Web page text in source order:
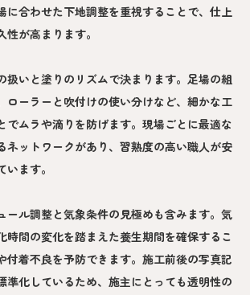
に合わせた下地調整を重視することで、仕上
が高まります。
扱いと塗りのリズムで決まります。足場の組
ローラーと吹付けの使い分けなど、細かな工
でムラや滴りを防げます。現場ごとに最適な
ネットワークがあり、習熟度の高い職人が安
ます。
ール調整と気象条件の見極めも含みます。気
時間の変化を踏まえた養生期間を確保するこ
付着不良を予防できます。施工前後の写真記
準化しているため、施主にとっても透明性の